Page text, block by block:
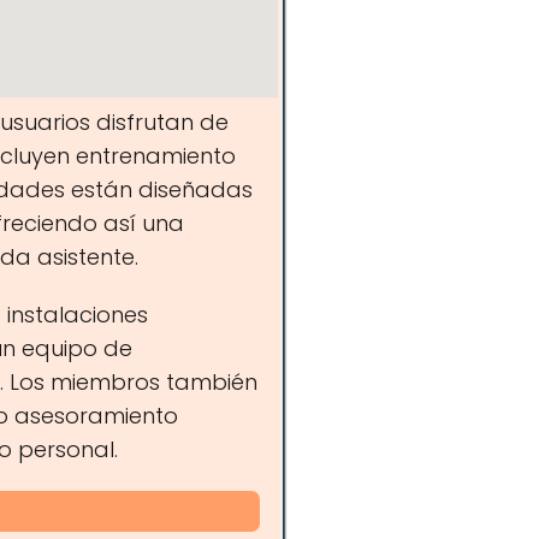
disfrutan de
entrenamiento
están diseñadas
así una
asistente.
equipo de
miembros también
asesoramiento
personal.